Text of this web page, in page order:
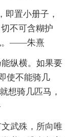
即置小册子，
不可含糊护
。——朱熹
纵横。如果要
使不能骑几
想骑几匹马，
武殊，所向唯